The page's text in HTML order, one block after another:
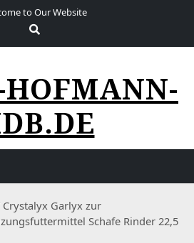
to Our Website
Crystalyx Garlyx zur
Schafe Rinder 22,5